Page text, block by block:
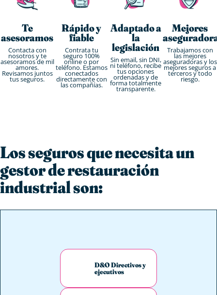
Te
asesoramos
Contacta con
nosotros y te
asesoramos de mil
amores.
Revisamos juntos
tus seguros.
Rápido y
fiable
Contrata tu
seguro 100%
online o por
teléfono. Estamos
conectados
directamente con
las compañías.
Adaptado a
la
legislación
Sin email, sin DNI,
ni teléfono, recibe
tus opciones
ordenadas y de
forma totalmente
transparente.
Mejores
Trabajamos con
las mejores
aseguradoras y los
mejores seguros a
terceros y todo
riesgo.
Los seguros que necesita un
gestor de restauración
industrial son:
D&O Directivos y
ejecutivos